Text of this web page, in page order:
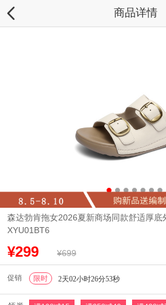
商品详情
森达勃肯拖女2026夏新商场同款舒适厚底
XYU01BT6
¥299 ¥699
促销 限时 2天02小时26分51秒